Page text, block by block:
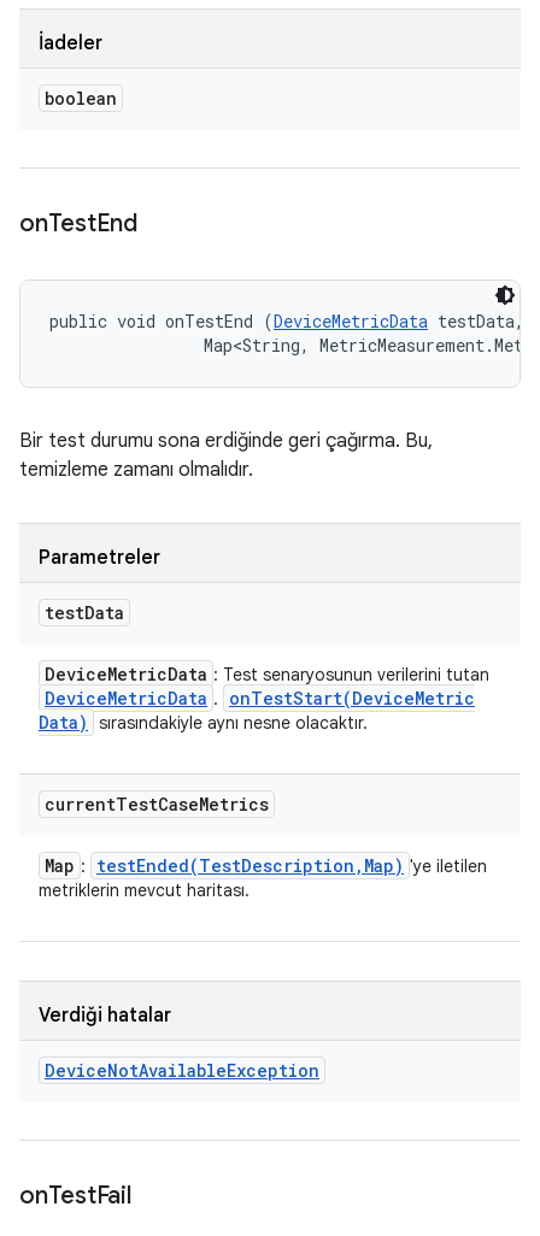
İadeler
boolean
onTestEnd
public void onTestEnd (DeviceMetricData testData,
Map<String,
Bir test durumu sona erdiğinde geri çağırma. Bu,
temizleme zamanı olmalıdır.
Parametreler
testData
DeviceMetricData : Test senaryosunun verilerini tutan
DeviceMetricData . onTestStart(DeviceMetric
Data)
sırasındakiyle aynı nesne olacaktır.
currentTestCaseMetrics
Map : testEnded(TestDescription , Map) 'ye iletilen
metriklerin mevcut haritası.
Verdiği hatalar
DeviceNotAvailableException
onTestFail